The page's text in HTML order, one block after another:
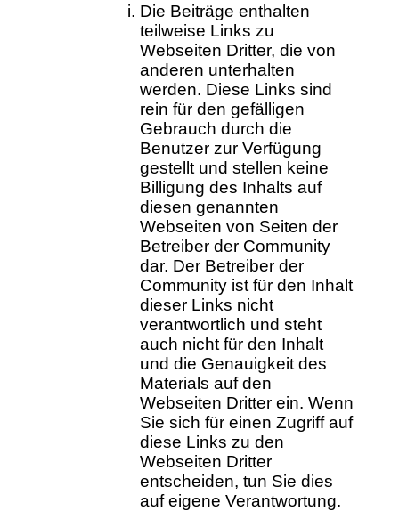
Die Beiträge enthalten
teilweise Links zu
Webseiten Dritter, die von
anderen unterhalten
werden. Diese Links sind
rein für den gefälligen
Gebrauch durch die
Benutzer zur Verfügung
gestellt und stellen keine
Billigung des Inhalts auf
diesen genannten
Webseiten von Seiten der
Betreiber der Community
dar. Der Betreiber der
Community ist für den Inhalt
dieser Links nicht
verantwortlich und steht
auch nicht für den Inhalt
und die Genauigkeit des
Materials auf den
Webseiten Dritter ein. Wenn
Sie sich für einen Zugriff auf
diese Links zu den
Webseiten Dritter
entscheiden, tun Sie dies
auf eigene Verantwortung.